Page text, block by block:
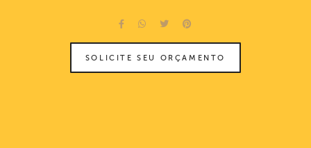
SOLICITE SEU ORÇAMENTO